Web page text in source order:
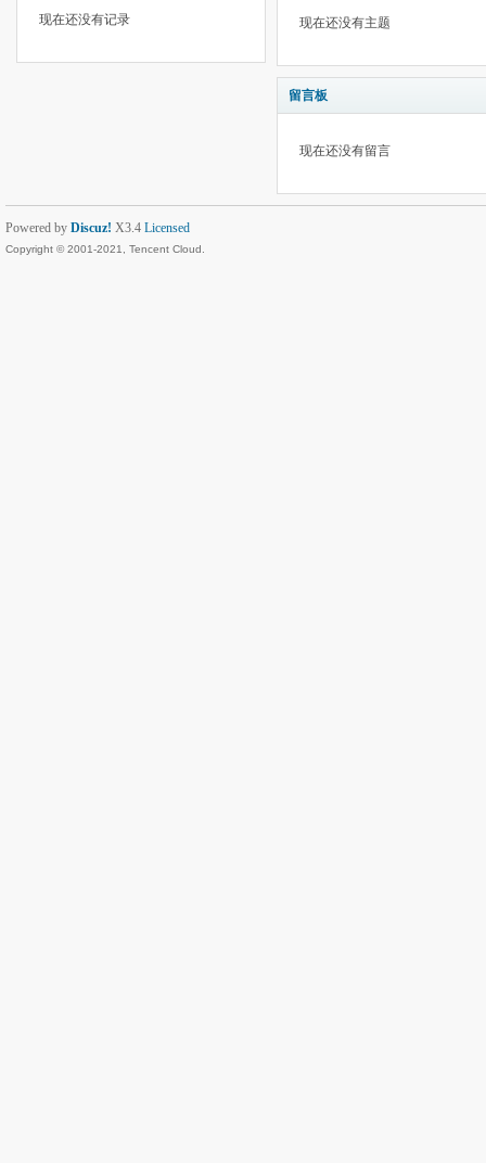
现在还没有记录 现在还没有主题
留言板
现在还没有留言
Powered by Discuz! X3.4 Licensed
Copyright © 2001-2021, Tencent Cloud.